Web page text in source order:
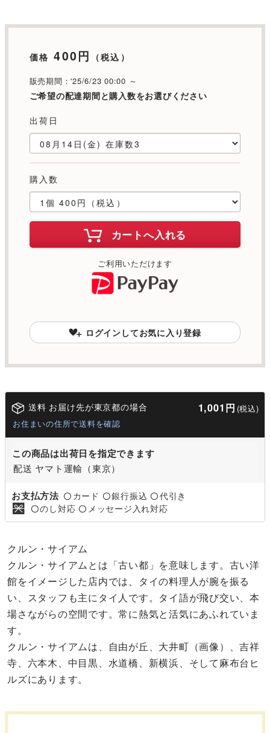
価格 400円 （税込）
販売期間：'25/6/23 00:00 ～
ご希望の配達期間と購入数をお選びください
出荷日
購入数
カートへ入れる
ご利用いただけます
ログインしてお気に入り登録
送料 お届け先が東京都の場合 1,001円 (税込)
お住まいの住所で送料を確認
この商品は出荷日を指定できます
配送 ヤマト運輸（東京）
お支払方法 〇 カード 〇銀行振込 〇代引き
〇のし対応 〇 メッセージ入れ対応
クルン・サイアム
クルン・サイアムとは「古い都」を意味します。古い洋
館をイメージした店内では、タイの料理人が腕を振る
い、スタッフも主にタイ人です。タイ語が飛び交い、本
場さながらの空間です。常に熱気と活気にあふれていま
す。
クルン・サイアムは、自由が丘、大井町（画像）、吉祥
寺、六本木、中目黒、水道橋、新横浜、そして麻布台ヒ
ルズにあります。